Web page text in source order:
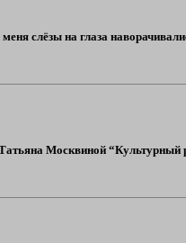
слёзы на глаза
Москвиной